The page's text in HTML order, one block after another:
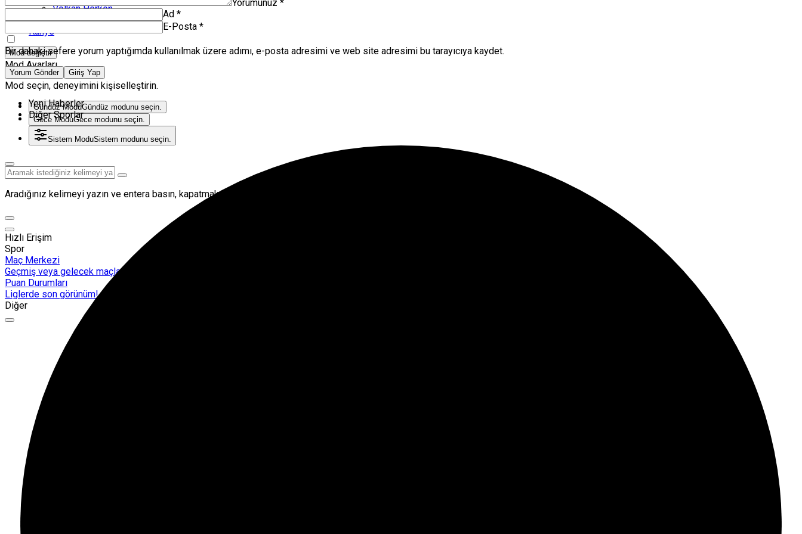
Volkan Herken
Zanka Spor TV
Künye
Mod değiştir
Mod Ayarları
Mod seçin, deneyimini kişiselleştirin.
Gündüz ModuGündüz modunu seçin.
Gece ModuGece modunu seçin.
Sistem ModuSistem modunu seçin.
Aradığınız kelimeyi yazın ve entera basın, kapatmak için esc butonuna tıklayın.
Hızlı Erişim
Spor
Maç Merkezi
Geçmiş veya gelecek maçları yakından takip edebilirsiniz.
Puan Durumları
Liglerde son görünüm!
Diğer
Yorumunuz *
Ad *
E-Posta *
Bir dahaki sefere yorum yaptığımda kullanılmak üzere adımı, e-posta adresimi ve web site adresimi bu tarayıcıya kaydet.
Yorum Gönder Giriş Yap
Yeni Haberler
Diğer Sporlar